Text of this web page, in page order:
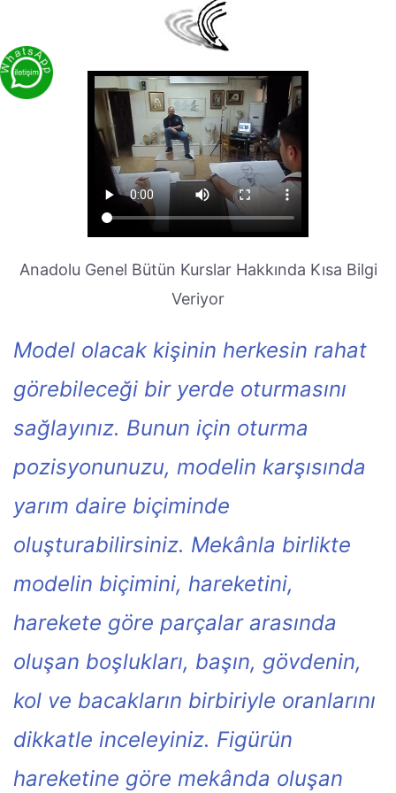
Anadolu Genel Bütün Kurslar Hakkında Kısa Bilgi
Veriyor
Model olacak kişinin herkesin rahat
görebileceği bir yerde oturmasını
sağlayınız. Bunun için oturma
pozisyonunuzu, modelin karşısında
yarım daire biçiminde
oluşturabilirsiniz. Mekânla birlikte
modelin biçimini, hareketini,
harekete göre parçalar arasında
oluşan boşlukları, başın, gövdenin,
kol ve bacakların birbiriyle oranlarını
dikkatle inceleyiniz. Figürün
hareketine göre mekânda oluşan